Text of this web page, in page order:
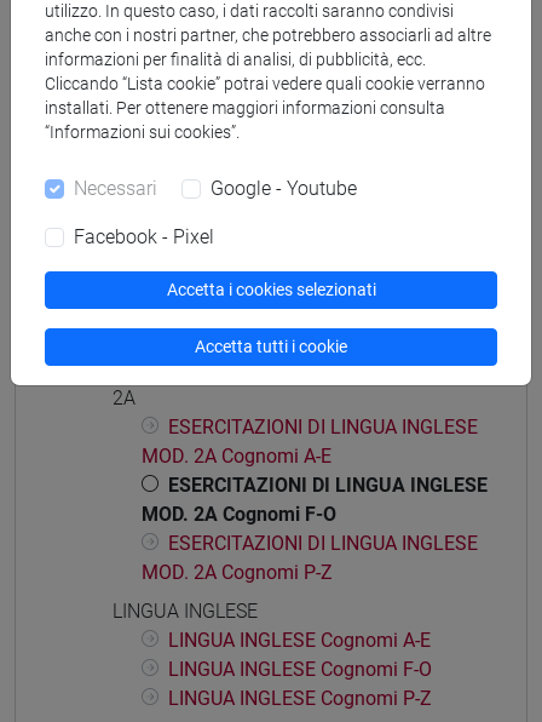
Struttura generale dell'insegnamento
LINGUA INGLESE
ESERCITAZIONI DI LINGUA INGLESE MOD.
ESERCITAZIONI DI LINGUA INGLESE
ESERCITAZIONI DI LINGUA INGLESE
MOD. 1A Cognomi F-O
ESERCITAZIONI DI LINGUA INGLESE
MOD. 1A Cognomi P-Z
ESERCITAZIONI DI LINGUA INGLESE MOD.
2A
ESERCITAZIONI DI LINGUA INGLESE
MOD. 2A Cognomi A-E
ESERCITAZIONI DI LINGUA INGLESE
MOD. 2A Cognomi F-O
ESERCITAZIONI DI LINGUA INGLESE
MOD. 2A Cognomi P-Z
LINGUA INGLESE
LINGUA INGLESE Cognomi A-E
LINGUA INGLESE Cognomi F-O
LINGUA INGLESE Cognomi P-Z
utilizzo. In questo caso, i dati raccolti saranno condivisi
anche con i nostri partner, che potrebbero associarli ad altre
informazioni per finalità di analisi, di pubblicità, ecc.
Cliccando “Lista cookie” potrai vedere quali cookie verranno
installati. Per ottenere maggiori informazioni consulta
“Informazioni sui cookies”.
Necessari Google - Youtube
Facebook - Pixel
Accetta i cookies selezionati
Accetta tutti i cookie